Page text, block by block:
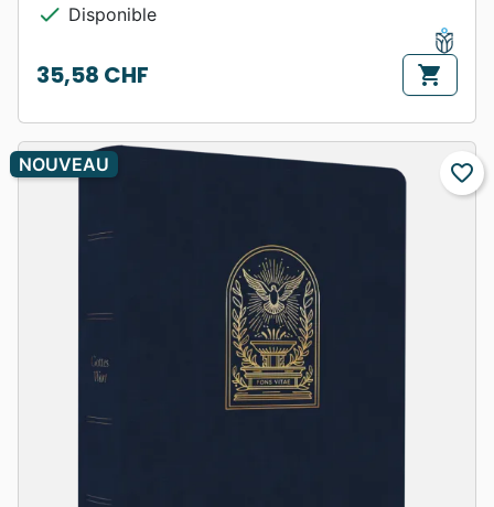
check Disponible
Prix
35,58 CHF shopping_cart
NOUVEAU favorite_border